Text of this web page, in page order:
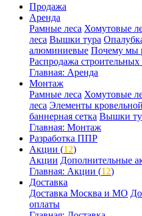
Продажа
Аренда
Рамные леса Хомутовые
леса Вышки тура
алюминиевые Почему мы
Распродажа
Главная: Аренда
Монтаж
Рамные леса Хомутовые
леса Элементы
баннерная сетка Вышки
Главная: Монтаж
Разработка ППР
Акции (12)
Акции Дополнительные
Главная: Акции (12)
Доставка
Доставка Москва и МО
оплаты